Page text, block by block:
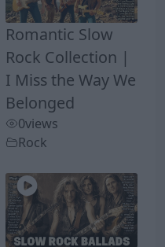
Romantic Slow
Rock Collection |
I Miss the Way We
Belonged
0views
Rock